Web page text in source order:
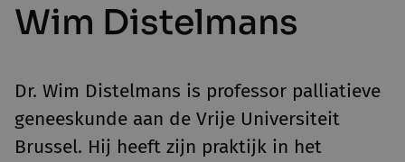
Wim Distelmans
Dr. Wim Distelmans is professor palliatieve
geneeskunde aan de Vrije Universiteit
Brussel. Hij heeft zijn praktijk in het